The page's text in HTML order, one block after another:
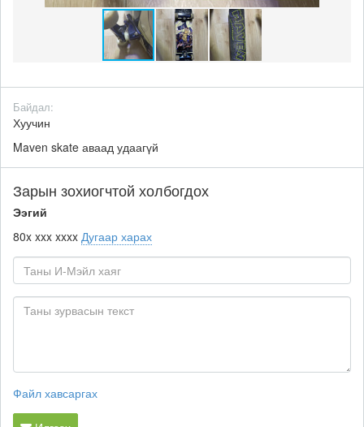
Байдал:
Хуучин
Maven skate аваад удаагүй
Зарын зохиогчтой холбогдох
Ээгий
80x xxx xxxx Дугаар харах
Файл хавсаргах